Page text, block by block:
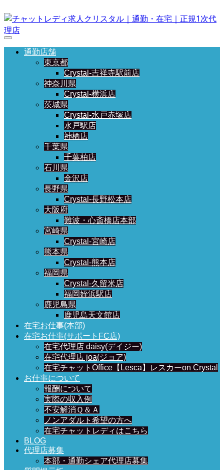
通勤店舗
東京都
Crystal-吉祥寺駅前店
神奈川県
Crystal-横浜店
茨城県
Crystal-水戸赤塚店
水戸駅店
神栖店
千葉県
千葉柏店
石川県
金沢店
長野県
Crystal-長野松本店
大阪府
難波・心斎橋店本部
宮崎県
Crystal-宮崎店
熊本県
Crystal-熊本店
福岡県
Crystal-久留米店
福岡姪浜駅店
鹿児島県
鹿児島天文館店
在宅お仕事(本部)
在宅お仕事(サポートFC店)
在宅代理店 daisy(デイジー)
在宅代理店 joa(ジョア)
在宅チャットOffice【Lesca】レスカーon Crystal
お仕事について
報酬について
実際の収入例
不安解消Ｑ＆Ａ
ノンアダルト希望の方へ
在宅チャットレディはこちら
BLOG
代理店募集
本部・通勤シェア代理店募集